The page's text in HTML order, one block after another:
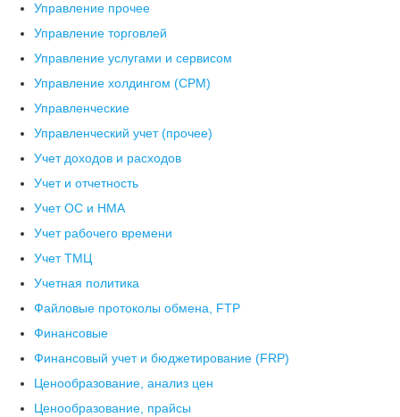
Управление прочее
Управление торговлей
Управление услугами и сервисом
Управление холдингом (CPM)
Управленческие
Управленческий учет (прочее)
Учет доходов и расходов
Учет и отчетность
Учет ОС и НМА
Учет рабочего времени
Учет ТМЦ
Учетная политика
Файловые протоколы обмена, FTP
Финансовые
Финансовый учет и бюджетирование (FRP)
Ценообразование, анализ цен
Ценообразование, прайсы